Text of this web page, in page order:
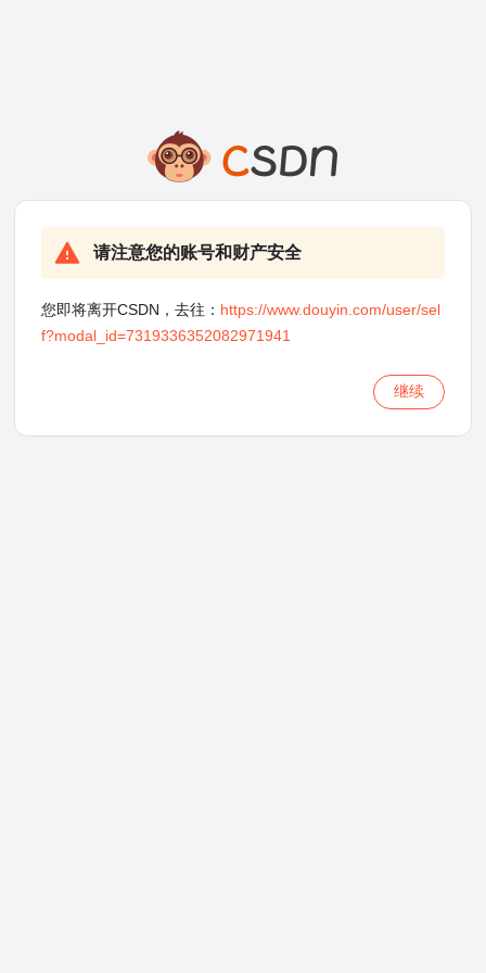
请注意您的账号和财产安全
您即将离开CSDN，去往： https://www.douyin.com/user/sel
f?modal_id=7319336352082971941
继续